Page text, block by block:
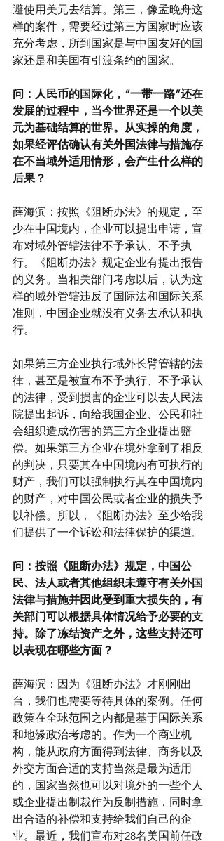
避使用美元去结算。第三，像孟晚舟这
样的案件，需要经过第三方国家时应该
充分考虑，所到国家是与中国友好的国
家还是和美国有引渡条约的国家。
问：人民币的国际化，“一带一路”还在
发展的过程中，当今世界还是一个以美
元为基础结算的世界。从实操的角度，
如果经评估确认有关外国法律与措施存
在不当域外适用情形，会产生什么样的
后果？
薛海滨：按照《阻断办法》的规定，至
少在中国境内，企业可以提出申请，宣
布对域外管辖法律不予承认、不予执
行。《阻断办法》规定企业有提出报告
的义务。当相关部门考虑以后，认为这
样的域外管辖违反了国际法和国际关系
准则，中国企业就没有义务去承认和执
行。
如果第三方企业执行域外长臂管辖的法
律，甚至是被宣布不予执行、不予承认
的法律，受到损害的企业可以去人民法
院提出起诉，向给我国企业、公民和社
会组织造成伤害的第三方企业提出赔
偿。如果第三方企业在境外拿到了相反
的判决，只要其在中国境内有可执行的
财产，我们可以强制执行其在中国境内
的财产，对中国公民或者企业的损失予
以补偿。所以，《阻断办法》至少给我
们提供了一个诉讼和法律保护的渠道。
问：按照《阻断办法》规定，中国公
民、法人或者其他组织未遵守有关外国
法律与措施并因此受到重大损失的，有
关部门可以根据具体情况给予必要的支
持。除了冻结资产之外，这些支持还可
以表现在哪些方面？
薛海滨：因为《阻断办法》才刚刚出
台，我们也需要等待具体的案例。任何
政策在全球范围之内都是基于国际关系
和地缘政治考虑的。作为一个商业机
构，能从政府方面得到法律、商务以及
外交方面合适的支持当然是最为适用
的，国家当然也可以对境外的一些个人
或企业提出制裁作为反制措施，同时拿
出合适的补偿和支持给我们自己的企
业。最近，我们宣布对28名美国前任政